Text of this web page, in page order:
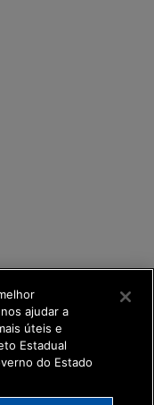
Transformação
ajudar a
úteis e
Estadual
do Estado